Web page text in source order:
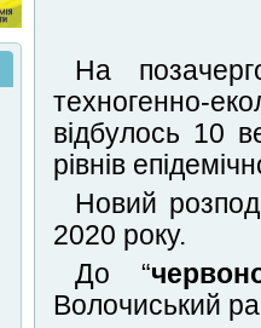
На
техногенно-
відбулось 10
рівнів
Новий
2020 року.
До “
Волочиський